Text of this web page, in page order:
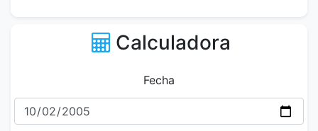
Calculadora
Fecha